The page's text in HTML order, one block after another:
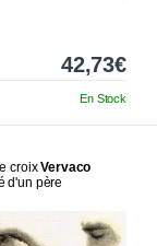
42,73€
En Stock
croixVervaco
d'un père